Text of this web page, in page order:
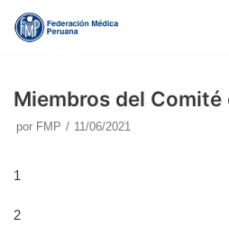
contenido
Miembros del Comité
por FMP 11/06/2021
1
2